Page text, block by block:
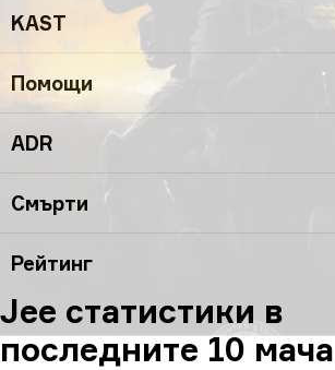
KAST
Помощи
ADR
Смърти
Рейтинг
Jee статистики в
последните 10 мача